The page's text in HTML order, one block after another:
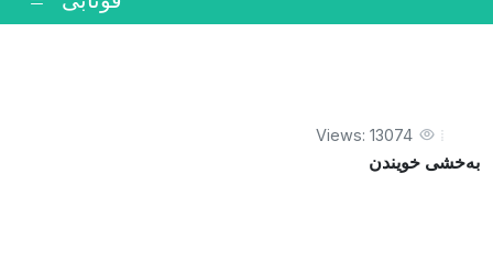
Views: 13074
بەخشى خویندن